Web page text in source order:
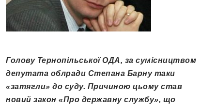
Голову Тернопільської ОДА, за сумісництвом
депутата облради Степана Барну таки
«затягли» до суду. Причиною цьому став
новий закон «Про державну службу», що